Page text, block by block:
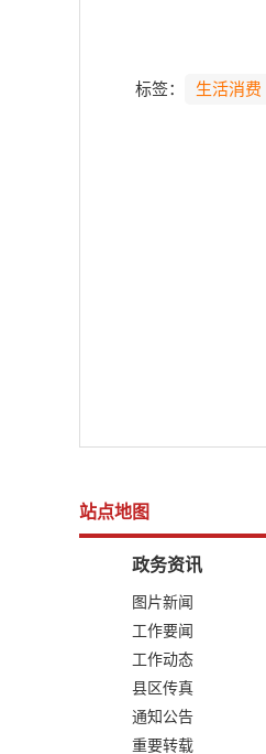
标签： 生活消费
站点地图
政务资讯
图片新闻
工作要闻
工作动态
县区传真
通知公告
重要转载